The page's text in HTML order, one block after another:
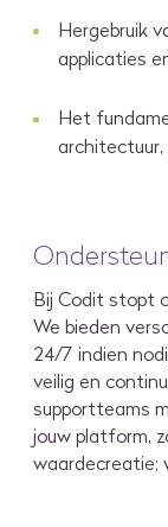
Hergebruik
applicaties
Het
Bij Codit stopt
We bieden
24/7 indien
veilig en
supportteams
jouw platform,
waardecreatie;